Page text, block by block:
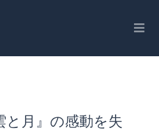
と月』の感動を失